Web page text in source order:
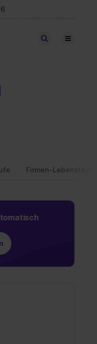
Stellen finden
Firmen-Lebenslauf